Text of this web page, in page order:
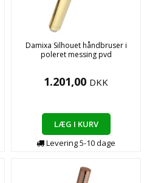
Damixa Silhouet håndbruser i
poleret messing pvd
1.201,00 DKK
LÆG I KURV
Levering5-10dage